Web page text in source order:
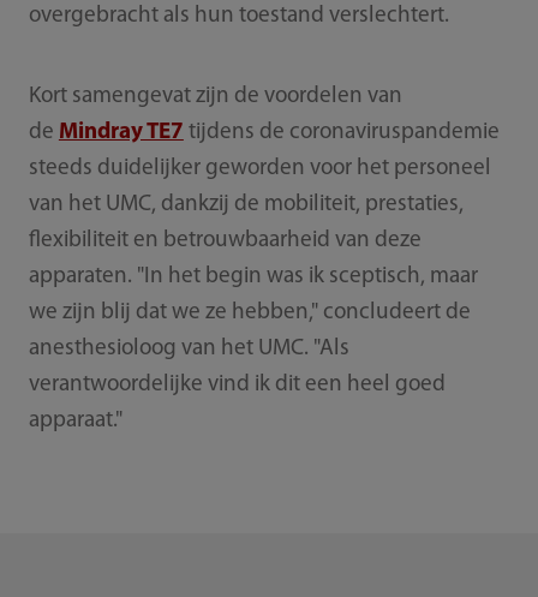
overgebracht als hun toestand verslechtert.
Kort samengevat zijn de voordelen van
de Mindray TE7 tijdens de coronaviruspandemie
steeds duidelijker geworden voor het personeel
van het UMC, dankzij de mobiliteit, prestaties,
flexibiliteit en betrouwbaarheid van deze
apparaten. "In het begin was ik sceptisch, maar
we zijn blij dat we ze hebben," concludeert de
anesthesioloog van het UMC. "Als
verantwoordelijke vind ik dit een heel goed
apparaat."